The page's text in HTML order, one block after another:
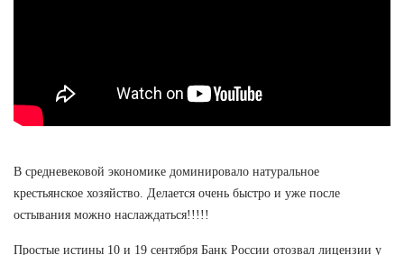
В средневековой экономике доминировало натуральное
крестьянское хозяйство. Делается очень быстро и уже после
остывания можно наслаждаться!!!!!
Простые истины 10 и 19 сентября Банк России отозвал лицензии у